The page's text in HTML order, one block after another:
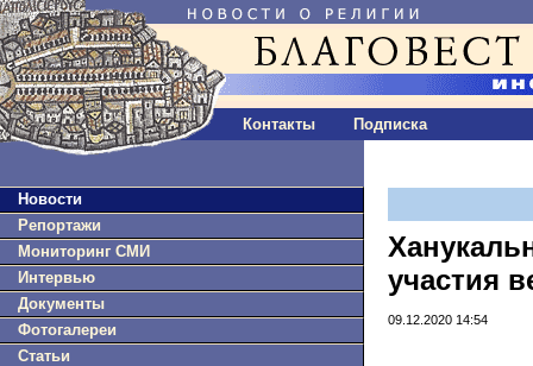
Контакты Подписка
Новости
Репортажи
Мониторинг СМИ
Интервью
Документы
Фотогалереи
Статьи
участия
09.12.2020 14:54